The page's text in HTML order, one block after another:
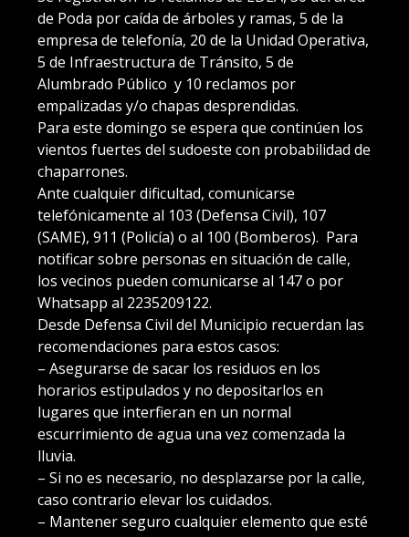
de Poda por caída de árboles y ramas, 5 de la
empresa de telefonía, 20 de la Unidad Operativa,
5 de Infraestructura de Tránsito, 5 de
Alumbrado Público y 10 reclamos por
empalizadas y/o chapas desprendidas.
Para este domingo se espera que continúen los
vientos fuertes del sudoeste con probabilidad de
chaparrones.
Ante cualquier dificultad, comunicarse
telefónicamente al 103 (Defensa Civil), 107
(SAME), 911 (Policía) o al 100 (Bomberos). Para
notificar sobre personas en situación de calle,
los vecinos pueden comunicarse al 147 o por
Whatsapp al 2235209122.
Desde Defensa Civil del Municipio recuerdan las
recomendaciones para estos casos:
– Asegurarse de sacar los residuos en los
horarios estipulados y no depositarlos en
lugares que interfieran en un normal
escurrimiento de agua una vez comenzada la
lluvia.
– Si no es necesario, no desplazarse por la calle,
caso contrario elevar los cuidados.
– Mantener seguro cualquier elemento que esté